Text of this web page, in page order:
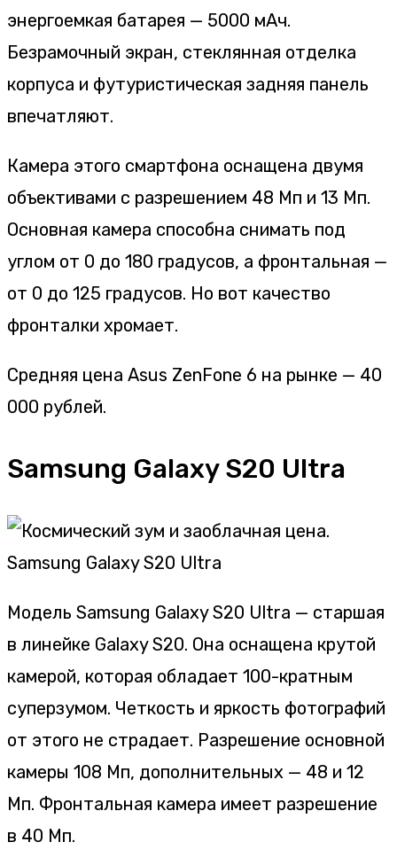
энергоемкая батарея — 5000 мАч.
Безрамочный экран, стеклянная отделка
корпуса и футуристическая задняя панель
впечатляют.
Камера этого смартфона оснащена двумя
объективами с разрешением 48 Мп и 13 Мп.
Основная камера способна снимать под
углом от 0 до 180 градусов, а фронтальная —
от 0 до 125 градусов. Но вот качество
фронталки хромает.
Средняя цена Asus ZenFone 6 на рынке — 40
000 рублей.
Samsung Galaxy S20 Ultra
Модель Samsung Galaxy S20 Ultra — старшая
в линейке Galaxy S20. Она оснащена крутой
камерой, которая обладает 100-кратным
суперзумом. Четкость и яркость фотографий
от этого не страдает. Разрешение основной
камеры 108 Мп, дополнительных — 48 и 12
Мп. Фронтальная камера имеет разрешение
в 40 Мп.